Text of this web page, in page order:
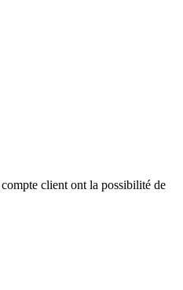
client ont la possibilité de